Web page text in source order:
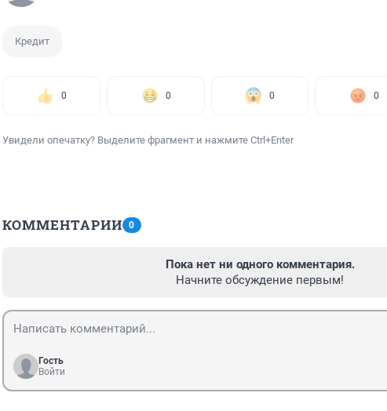
Кредит
0 0 0 0
Увидели опечатку? Выделите фрагмент и нажмите Ctrl+Enter
КОММЕНТАРИИ 0
Пока нет ни одного комментария.
Начните обсуждение первым!
Гость
Войти